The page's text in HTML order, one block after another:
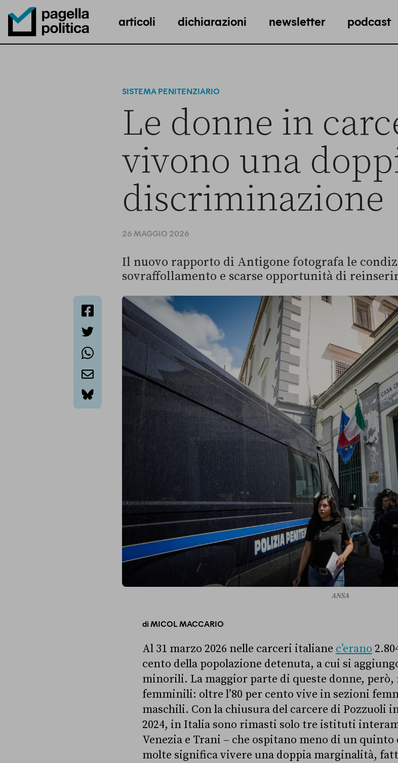
Pagella Politica Logo
articoli dichiarazioni newsletter podcast
SISTEMA PENITENZIARIO
Le donne in
vivono una
discriminazione
26 MAGGIO 2026
bluesky
Il nuovo rapporto di Antigone fotografa le
sovraffollamento e scarse opportunità di
ANSA
diMICOL MACCARIO
Al 31 marzo 2026 nelle carceri italiane c’erano
cento della popolazione detenuta, a cui si
minorili. La maggior parte di queste donne,
femminili: oltre l’80 per cento vive in sezioni
maschili. Con la chiusura del carcere di Pozzuoli
2024, in Italia sono rimasti solo tre istituti
Venezia e Trani – che ospitano meno di un
molte significa vivere una doppia marginalità,